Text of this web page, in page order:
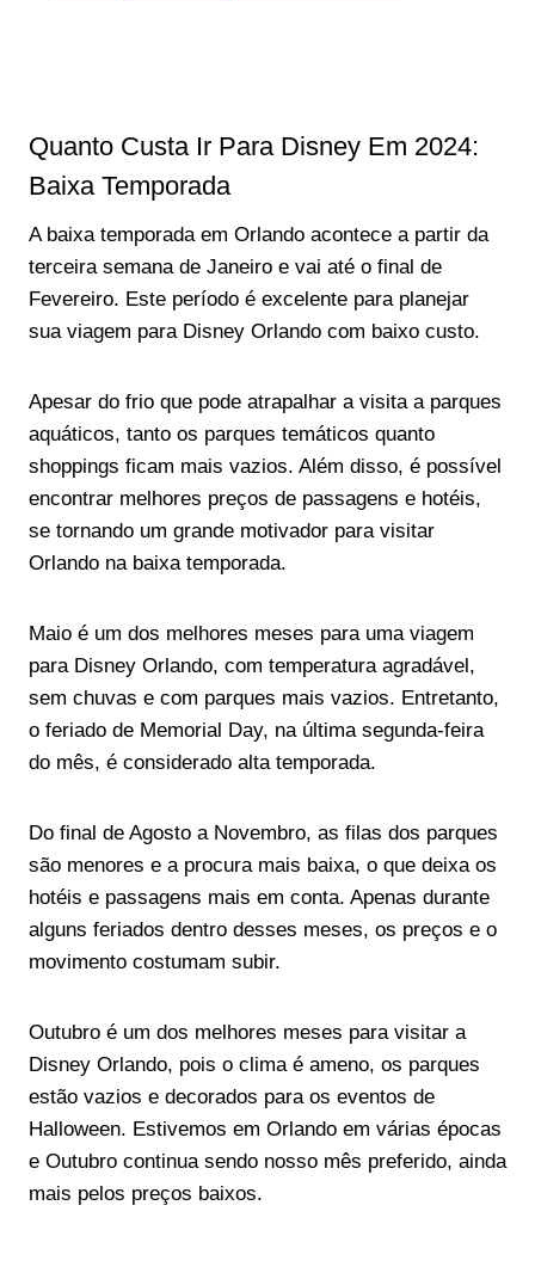
Quanto Custa Ir Para Disney Em 2024:
Baixa Temporada
A baixa temporada em Orlando acontece a partir da
terceira semana de Janeiro e vai até o final de
Fevereiro. Este período é excelente para planejar
sua viagem para Disney Orlando com baixo custo.
Apesar do frio que pode atrapalhar a visita a parques
aquáticos, tanto os parques temáticos quanto
shoppings ficam mais vazios. Além disso, é possível
encontrar melhores preços de passagens e hotéis,
se tornando um grande motivador para visitar
Orlando na baixa temporada.
Maio é um dos melhores meses para uma viagem
para Disney Orlando, com temperatura agradável,
sem chuvas e com parques mais vazios. Entretanto,
o feriado de Memorial Day, na última segunda-feira
do mês, é considerado alta temporada.
Do final de Agosto a Novembro, as filas dos parques
são menores e a procura mais baixa, o que deixa os
hotéis e passagens mais em conta. Apenas durante
alguns feriados dentro desses meses, os preços e o
movimento costumam subir.
Outubro é um dos melhores meses para visitar a
Disney Orlando, pois o clima é ameno, os parques
estão vazios e decorados para os eventos de
Halloween. Estivemos em Orlando em várias épocas
e Outubro continua sendo nosso mês preferido, ainda
mais pelos preços baixos.